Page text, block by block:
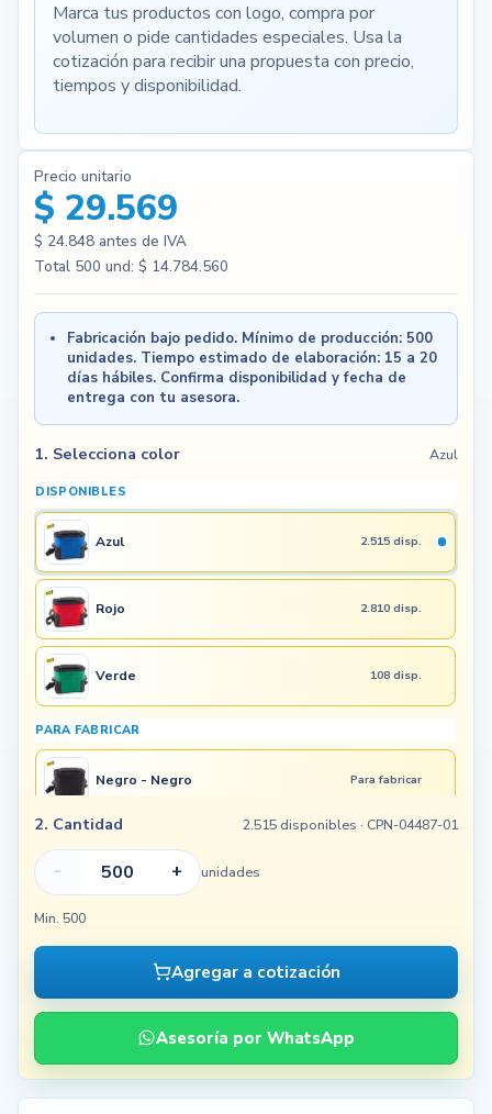
Marca tus productos con logo, compra por
volumen o pide cantidades especiales. Usa la
cotización para recibir una propuesta con precio,
tiempos y disponibilidad.
Precio unitario
$ 29.569
$ 24.848antes de IVA
Total 500 und: $ 14.784.560
Fabricación bajo pedido. Mínimo de producción: 500
unidades. Tiempo estimado de elaboración: 15 a 20
días hábiles. Confirma disponibilidad y fecha de
entrega con tu asesora.
1. Selecciona color Azul
DISPONIBLES
Azul 2.515 disp.
Rojo 2.810 disp.
Verde 108 disp.
PARA FABRICAR
Negro - Negro Para fabricar
2. Cantidad 2.515 disponibles · CPN-04487-01
- + unidades
Min. 500
Agregar a cotización
Asesoría por WhatsApp